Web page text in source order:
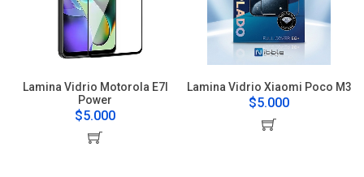
Lamina Vidrio Motorola E7I
Power
$5.000
Lamina Vidrio Xiaomi Poco M3
$5.000